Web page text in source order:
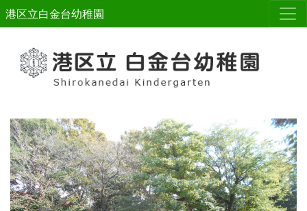
港区立白金台幼稚園